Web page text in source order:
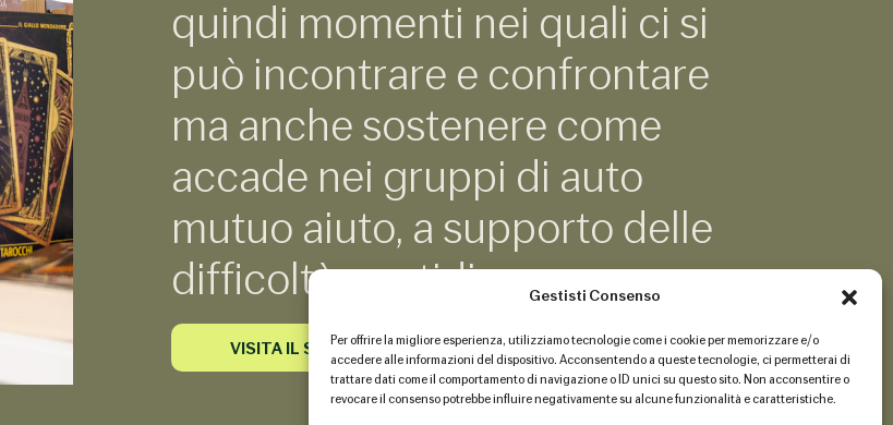
Gestisti Consenso
Per offrire la migliore esperienza, utilizziamo tecnologie come i cookie per memorizzare e/o
accedere alle informazioni del dispositivo. Acconsentendo a queste tecnologie, ci permetterai di
trattare dati come il comportamento di navigazione o ID unici su questo sito. Non acconsentire o
revocare il consenso potrebbe influire negativamente su alcune funzionalità e caratteristiche.
quindi momenti nei quali ci si
può incontrare e confrontare
ma anche sostenere come
accade nei gruppi di auto
mutuo aiuto, a supporto delle
difficoltà quotidiane.
VISITA IL SITO WEB